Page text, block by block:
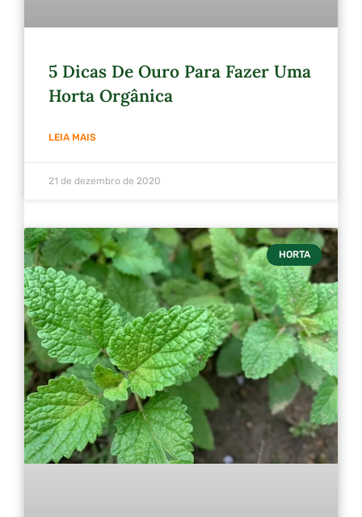
5 Dicas De Ouro Para Fazer Uma
Horta Orgânica
LEIA MAIS
21 de dezembro de 2020
HORTA